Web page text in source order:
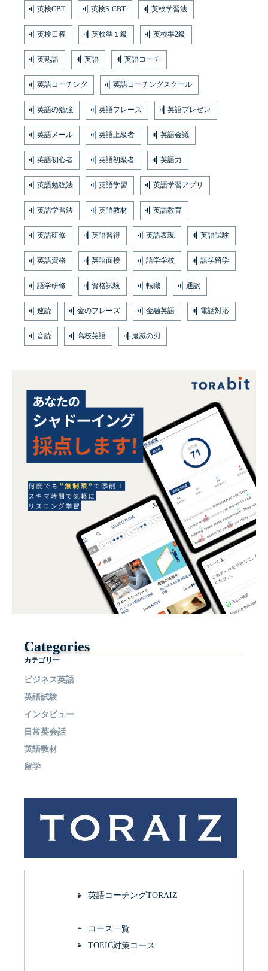
英検CBT 英検S-CBT 英検学習法
英検日程 英検準１級 英検準2級
英熟語 英語 英語コーチ
英語コーチング 英語コーチングスクール
英語の勉強 英語フレーズ 英語プレゼン
英語メール 英語上級者 英語会議
英語初心者 英語初級者 英語力
英語勉強法 英語学習 英語学習アプリ
英語学習法 英語教材 英語教育
英語研修 英語習得 英語表現 英語試験
英語資格 英語面接 語学学校 語学留学
語学研修 資格試験 転職 通訳
速読 金のフレーズ 金融英語 電話対応
音読 高校英語 鬼滅の刃
Categories
カテゴリー
ビジネス英語
英語試験
インタビュー
日常英会話
英語教材
留学
英語コーチングTORAIZ
コース一覧
TOEIC対策コース